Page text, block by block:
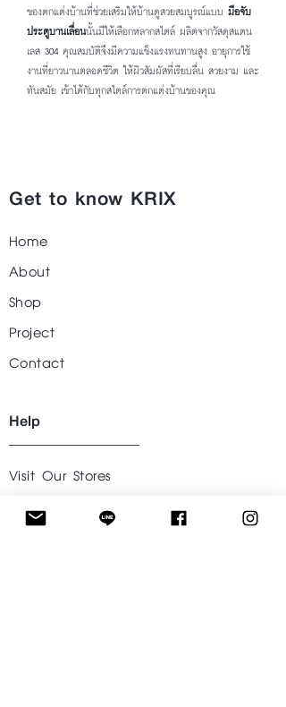
ของตกแต่งบ้านที่ช่วยเสริมให้บ้านดูสวยสมบูรณ์แบบ มือจับ
ประตูบานเลื่อนนั้นมีให้เลือกหลากสไตล์ ผลิตจากวัสดุสแตน
เลส 304 คุณสมบัติจึงมีความแข็งแรงทนทานสูง อายุการใช้
งานที่ยาวนานตลอดชีวิตให้ผิวสัมผัสที่เรียบลื่น สวยงาม และ
ทันสมัย เข้าได้กับทุกสไตล์การตกแต่งบ้านของคุณ
Get to know KRIX
Home
About
Shop
Project
Contact
Help
Visit Our Stores
Tel. : 09-242424-43